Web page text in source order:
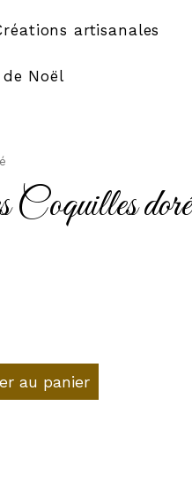
artisanales
Noël
Coquilles doré
au panier